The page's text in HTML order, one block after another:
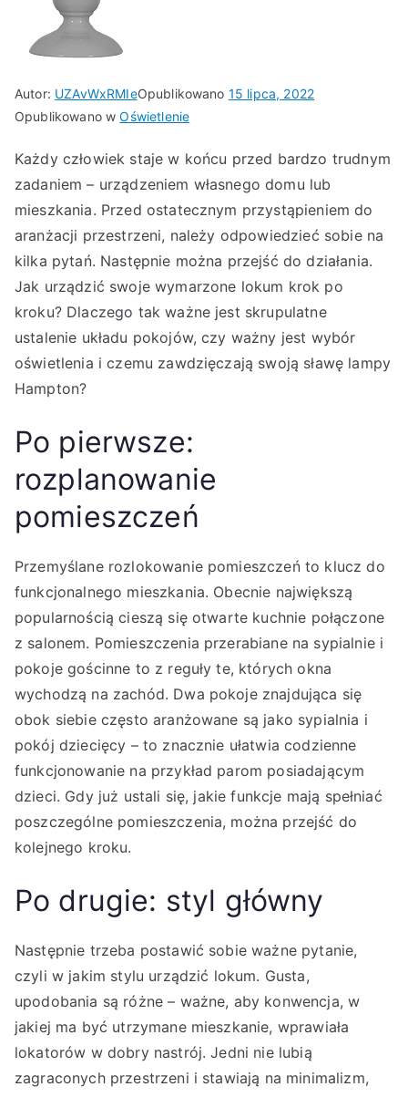
Autor: UZAvWxRMIeOpublikowano 15 lipca, 2022
Opublikowano wOświetlenie
Każdy człowiek staje w końcu przed bardzo trudnym
zadaniem – urządzeniem własnego domu lub
mieszkania. Przed ostatecznym przystąpieniem do
aranżacji przestrzeni, należy odpowiedzieć sobie na
kilka pytań. Następnie można przejść do działania.
Jak urządzić swoje wymarzone lokum krok po
kroku? Dlaczego tak ważne jest skrupulatne
ustalenie układu pokojów, czy ważny jest wybór
oświetlenia i czemu zawdzięczają swoją sławę lampy
Hampton?
Po pierwsze:
rozplanowanie
pomieszczeń
Przemyślane rozlokowanie pomieszczeń to klucz do
funkcjonalnego mieszkania. Obecnie największą
popularnością cieszą się otwarte kuchnie połączone
z salonem. Pomieszczenia przerabiane na sypialnie i
pokoje gościnne to z reguły te, których okna
wychodzą na zachód. Dwa pokoje znajdująca się
obok siebie często aranżowane są jako sypialnia i
pokój dziecięcy – to znacznie ułatwia codzienne
funkcjonowanie na przykład parom posiadającym
dzieci. Gdy już ustali się, jakie funkcje mają spełniać
poszczególne pomieszczenia, można przejść do
kolejnego kroku.
Po drugie: styl główny
Następnie trzeba postawić sobie ważne pytanie,
czyli w jakim stylu urządzić lokum. Gusta,
upodobania są różne – ważne, aby konwencja, w
jakiej ma być utrzymane mieszkanie, wprawiała
lokatorów w dobry nastrój. Jedni nie lubią
zagraconych przestrzeni i stawiają na minimalizm,